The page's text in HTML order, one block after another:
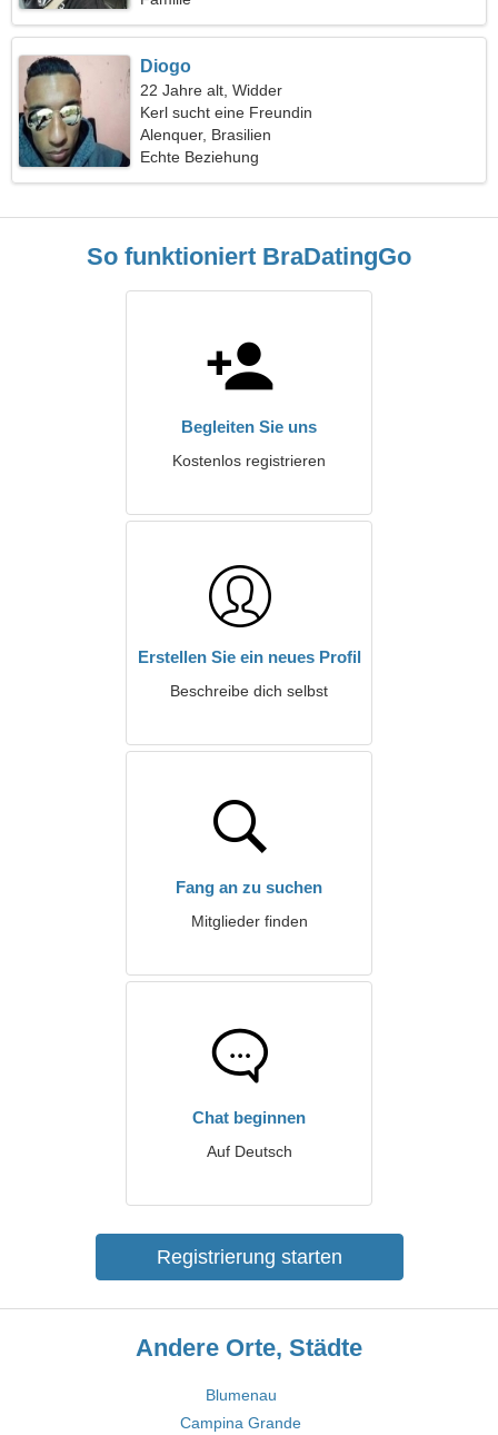
Diogo
22 Jahre alt, Widder
Kerl sucht eine Freundin
Alenquer, Brasilien
Echte Beziehung
So funktioniert BraDatingGo
Begleiten Sie uns
Kostenlos registrieren
Erstellen Sie ein neues Profil
Beschreibe dich selbst
Fang an zu suchen
Mitglieder finden
Chat beginnen
Auf Deutsch
Registrierung starten
Andere Orte, Städte
Blumenau
Campina Grande